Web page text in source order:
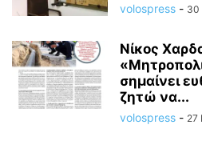
volospress - 30
Νίκος
σημαίνει
ζητώ να...
volospress - 27